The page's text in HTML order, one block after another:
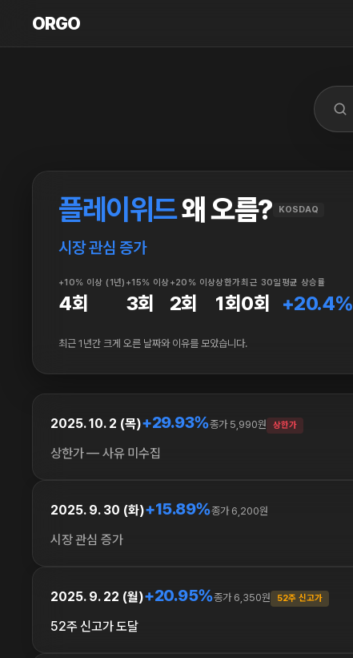
ORGO
ORGO
플레이위드왜 오름? KOSDAQ
시장 관심 증가
+10% 이상 (1년)
4회
+15% 이상
3회
+20% 이상
2회
상한가
1회
최근 30일
0회
평균 상승률
+20.4%
최근 1년간 크게 오른 날짜와 이유를 모았습니다.
2025. 10. 2 (목)+29.93%종가 5,990원 상한가
상한가 — 사유 미수집
2025. 9. 30 (화)+15.89%종가 6,200원
시장 관심 증가
2025. 9. 22 (월)+20.95%종가 6,350원 52주 신고가
52주 신고가 도달